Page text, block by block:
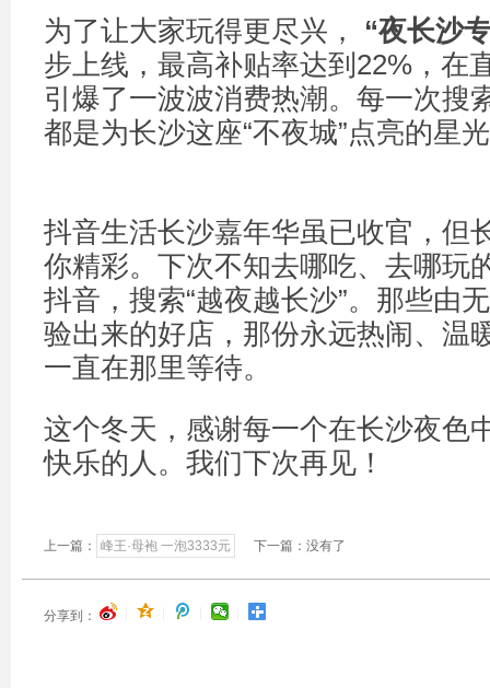
为了让大家玩得更尽兴， “夜长沙
步上线，最高补贴率达到22%，在
引爆了一波波消费热潮。每一次搜
都是为长沙这座“不夜城”点亮的星
抖音生活长沙嘉年华虽已收官，但
你精彩。下次不知去哪吃、去哪玩
抖音，搜索“越夜越长沙”。那些由
验出来的好店，那份永远热闹、温
一直在那里等待。
这个冬天，感谢每一个在长沙夜色
快乐的人。我们下次再见！
上一篇： 峰王·母袍 一泡3333元 下一篇：没有了
分享到：